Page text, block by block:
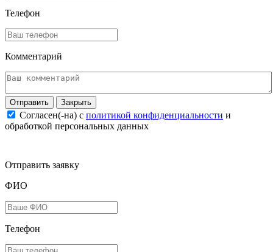
Телефон
Комментарий
Закрыть
Согласен(-на) c политикой конфиденциальности и
обработкой персональных данных
Отправить заявку
ФИО
Телефон